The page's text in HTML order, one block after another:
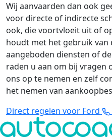
Wij aanvaarden dan ook
voor directe of indirecte
ook, die voortvloeit uit of
houdt met het gebruik van
aangeboden diensten of
raden u aan om bij
ons op te nemen en zelf
het nemen van
Direct regelen voor Ford